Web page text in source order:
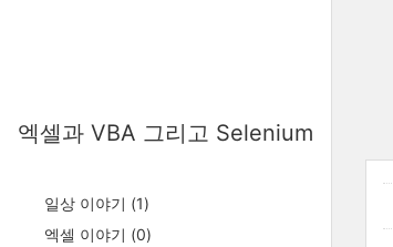
엑셀과 VBA 그리고 Selenium
일상 이야기 (1)
엑셀 이야기 (0)